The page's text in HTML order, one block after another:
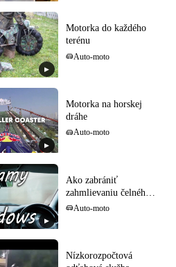
▶
Motorka do každého
terénu
Auto-moto
▶
Motorka na horskej
dráhe
Auto-moto
▶
Ako zabrániť
zahmlievaniu čelného
sklaAuto-moto
Nízkorozpočtová